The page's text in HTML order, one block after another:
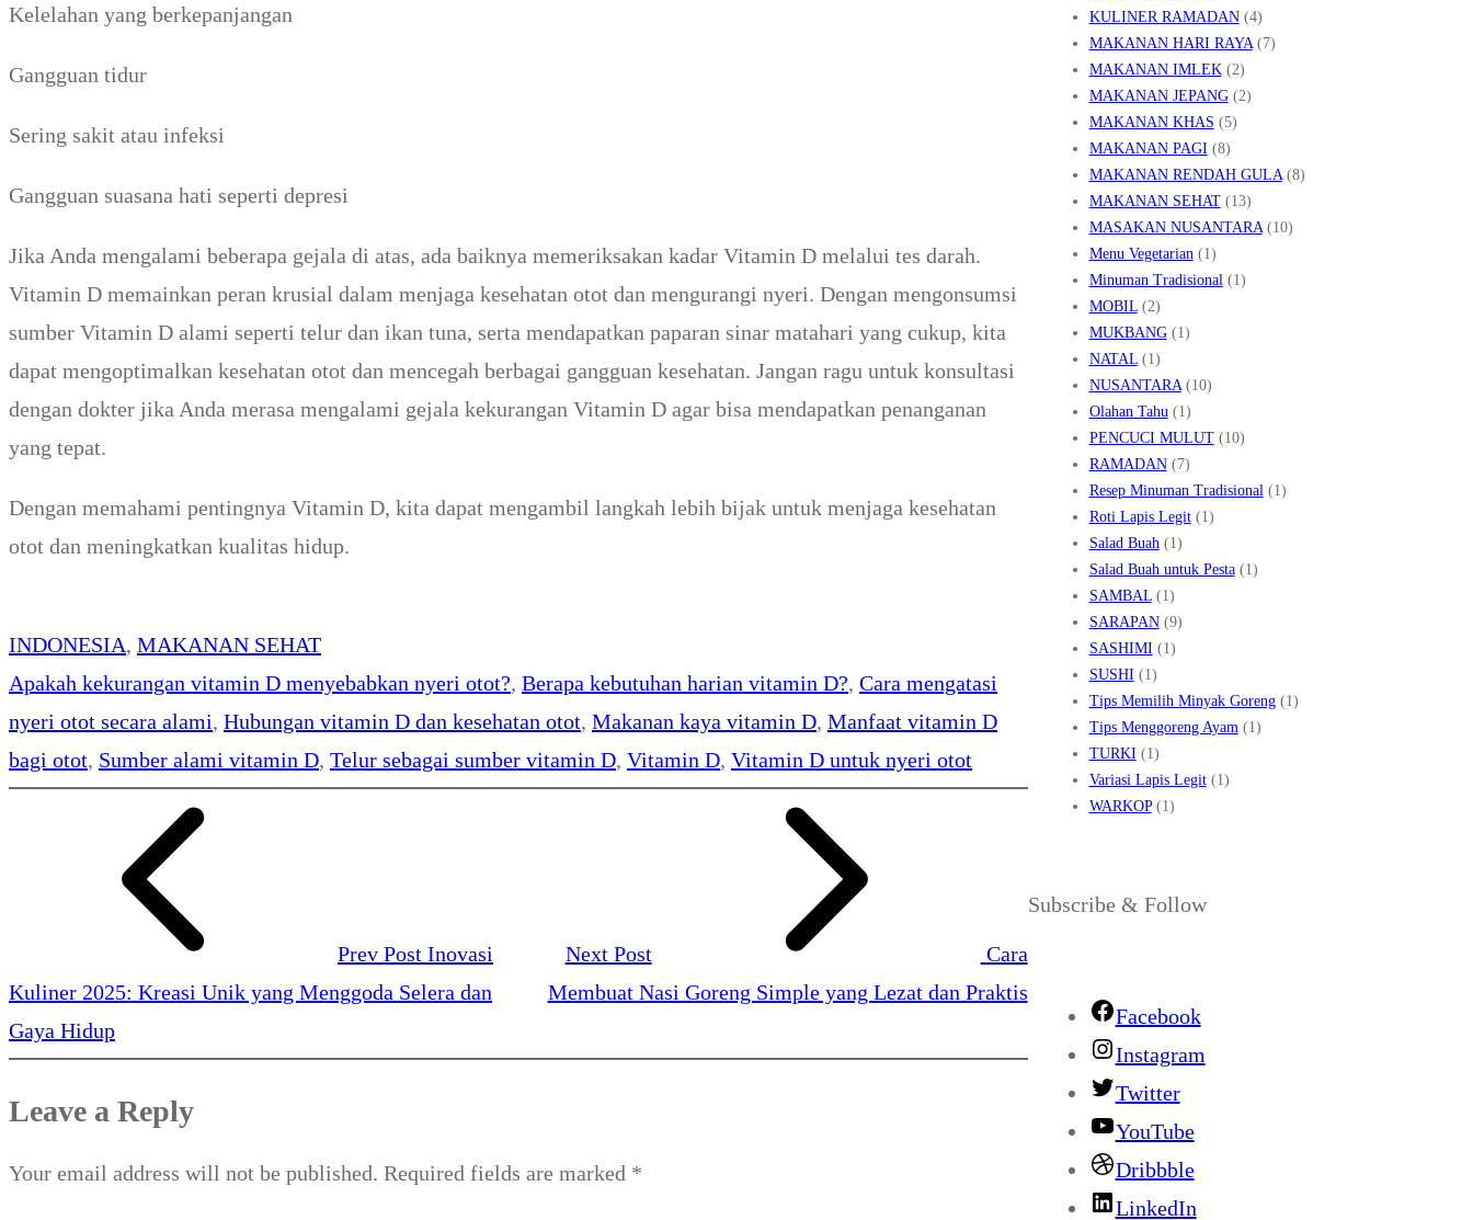
Kelelahan yang berkepanjangan
Gangguan tidur
Sering sakit atau infeksi
Gangguan suasana hati seperti depresi
Jika Anda mengalami beberapa gejala di atas, ada baiknya memeriksakan kadar Vitamin D melalui tes darah.
Vitamin D memainkan peran krusial dalam menjaga kesehatan otot dan mengurangi nyeri. Dengan mengonsumsi
sumber Vitamin D alami seperti telur dan ikan tuna, serta mendapatkan paparan sinar matahari yang cukup, kita
dapat mengoptimalkan kesehatan otot dan mencegah berbagai gangguan kesehatan. Jangan ragu untuk konsultasi
dengan dokter jika Anda merasa mengalami gejala kekurangan Vitamin D agar bisa mendapatkan penanganan
yang tepat.
Dengan memahami pentingnya Vitamin D, kita dapat mengambil langkah lebih bijak untuk menjaga kesehatan
otot dan meningkatkan kualitas hidup.
INDONESIA, MAKANAN SEHAT
Apakah kekurangan vitamin D menyebabkan nyeri otot?, Berapa kebutuhan harian vitamin D?, Cara mengatasi
nyeri otot secara alami, Hubungan vitamin D dan kesehatan otot, Makanan kaya vitamin D, Manfaat vitamin D
bagi otot, Sumber alami vitamin D, Telur sebagai sumber vitamin D, Vitamin D, Vitamin D untuk nyeri otot
Prev Post Inovasi
Kuliner 2025: Kreasi Unik yang Menggoda Selera dan
Gaya Hidup
Next Post
Cara
Membuat Nasi Goreng Simple yang Lezat dan Praktis
Leave a Reply
Your email address will not be published. Required fields are marked *
KULINER RAMADAN(4)
MAKANAN HARI RAYA(7)
MAKANAN IMLEK(2)
MAKANAN JEPANG(2)
MAKANAN KHAS (5)
MAKANAN PAGI (8)
MAKANAN RENDAH GULA(8)
MAKANAN SEHAT(13)
MASAKAN NUSANTARA(10)
Menu Vegetarian (1)
Minuman Tradisional (1)
MOBIL(2)
MUKBANG(1)
NATAL(1)
NUSANTARA(10)
Olahan Tahu (1)
PENCUCI MULUT(10)
RAMADAN(7)
Resep Minuman Tradisional (1)
Roti Lapis Legit(1)
Salad Buah (1)
Salad Buah untuk Pesta(1)
SAMBAL(1)
SARAPAN(9)
SASHIMI (1)
SUSHI (1)
Tips Memilih Minyak Goreng(1)
Tips Menggoreng Ayam (1)
TURKI (1)
Variasi Lapis Legit(1)
WARKOP(1)
Subscribe & Follow
Facebook
Instagram
Twitter
YouTube
Dribbble
LinkedIn